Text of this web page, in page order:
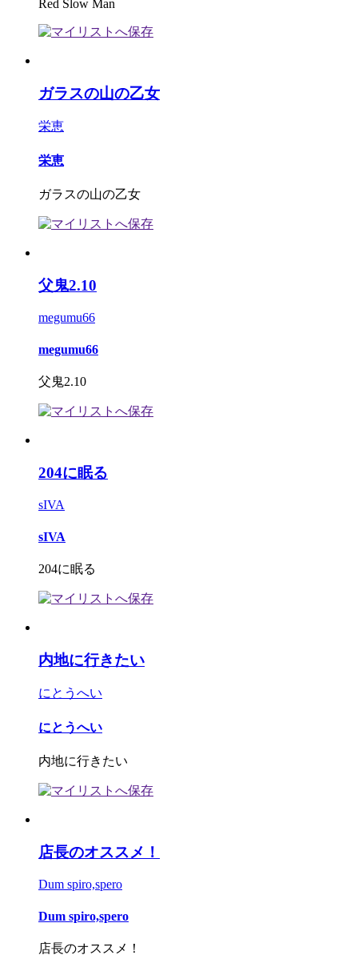
Red Slow Man
ガラスの山の乙女
栄恵
栄恵
ガラスの山の乙女
父鬼2.10
megumu66
megumu66
父鬼2.10
204に眠る
sIVA
sIVA
204に眠る
内地に行きたい
にとうへい
にとうへい
内地に行きたい
店長のオススメ！
Dum spiro,spero
Dum spiro,spero
店長のオススメ！